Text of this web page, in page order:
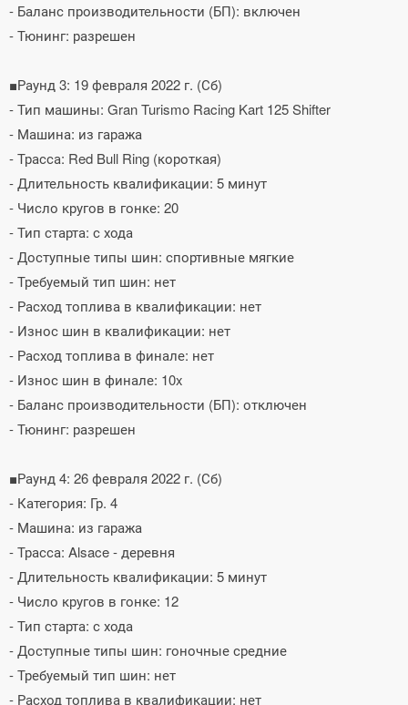
- Баланс производительности (БП): включен
- Тюнинг: разрешен
■Раунд 3: 19 февраля 2022 г. (Сб)
- Тип машины: Gran Turismo Racing Kart 125 Shifter
- Машина: из гаража
- Трасса: Red Bull Ring (короткая)
- Длительность квалификации: 5 минут
- Число кругов в гонке: 20
- Тип старта: с хода
- Доступные типы шин: спортивные мягкие
- Требуемый тип шин: нет
- Расход топлива в квалификации: нет
- Износ шин в квалификации: нет
- Расход топлива в финале: нет
- Износ шин в финале: 10x
- Баланс производительности (БП): отключен
- Тюнинг: разрешен
■Раунд 4: 26 февраля 2022 г. (Сб)
- Категория: Гр. 4
- Машина: из гаража
- Трасса: Alsace - деревня
- Длительность квалификации: 5 минут
- Число кругов в гонке: 12
- Тип старта: с хода
- Доступные типы шин: гоночные средние
- Требуемый тип шин: нет
- Расход топлива в квалификации: нет